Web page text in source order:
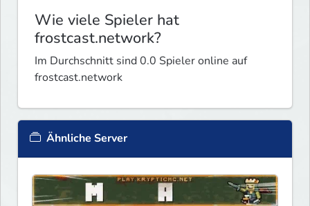
Wie viele Spieler hat
frostcast.network?
Im Durchschnitt sind 0.0 Spieler online auf
frostcast.network
Ähnliche Server